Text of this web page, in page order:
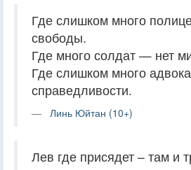
Где слишком много
свободы.
Где много солдат — нет
Где слишком много
справедливости.
Линь Юйтан (10+)
Лев где присядет – там и